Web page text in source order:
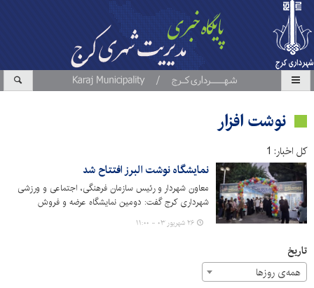
نوشت افزار
کل اخبار: 1
نمایشگاه نوشت البرز افتتاح شد
معاون شهردار و رئیس سازمان فرهنگی، اجتماعی و ورزشی
شهرداری کرج گفت: دومین نمایشگاه عرضه و فروش
نوشت‌افزار ایرانی در فرهنگسرای کوثر آغاز به کار کرد.
۲۶ شهریور ۰۳ - ۱۱:۰۰
تاریخ
همه‌ی روزها